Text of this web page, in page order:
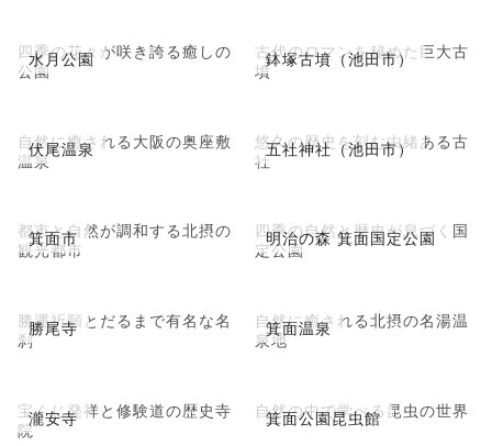
水月公園
四季の花々が咲き誇る癒しの
公園
鉢塚古墳（池田市）
古代のロマンを秘めた巨大古
墳
伏尾温泉
自然に癒される大阪の奥座敷
温泉
五社神社（池田市）
悠久の歴史を刻む由緒ある古
社
箕面市
都市と自然が調和する北摂の
観光都市
明治の森 箕面国定公園
四季の自然と歴史が息づく国
定公園
勝尾寺
勝運祈願とだるまで有名な名
刹
箕面温泉
自然に癒される北摂の名湯温
泉地
瀧安寺
宝くじ発祥と修験道の歴史寺
院
箕面公園昆虫館
自然の中で学べる昆虫の世界